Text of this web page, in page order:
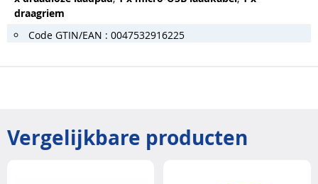
draagriem
Code GTIN/EAN : 0047532916225
Vergelijkbare producten